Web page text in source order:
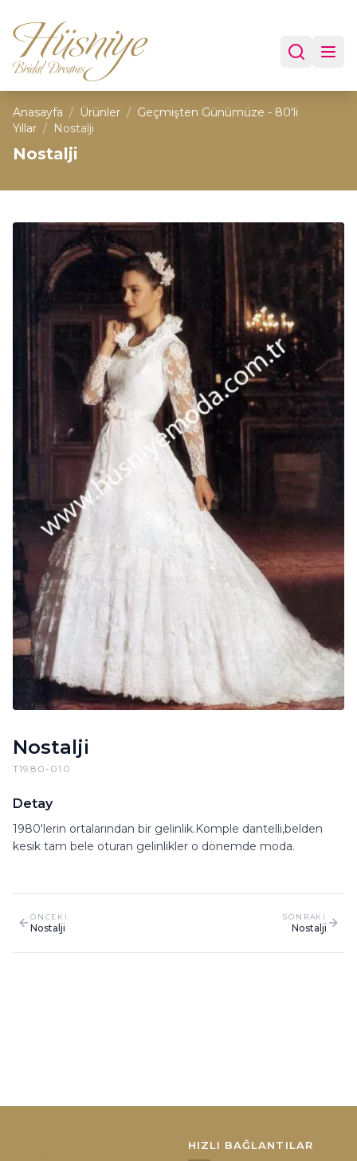
Anasayfa / Ürünler / Geçmişten Günümüze - 80'li
Yıllar / Nostalji
Nostalji
Nostalji
T1980-010
Detay
1980'lerin ortalarından bir gelinlik.Komple dantelli,belden
kesik tam bele oturan gelinlikler o dönemde moda.
ONCEKI
Nostalji
SONRAKI
Nostalji
HIZLI BAĞLANTILAR